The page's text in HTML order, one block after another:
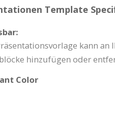
Template
kann
hinzufügen oder
Color